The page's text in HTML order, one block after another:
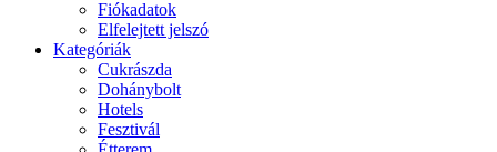
Fiókadatok
Elfelejtett jelszó
Kategóriák
Cukrászda
Dohánybolt
Hotels
Fesztivál